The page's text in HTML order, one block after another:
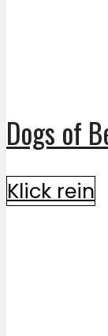
Dogs of
Klick rein